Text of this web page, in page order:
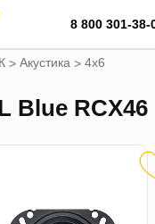
8 800 301-38-
> Акустика > 4х6
Blue RCX46